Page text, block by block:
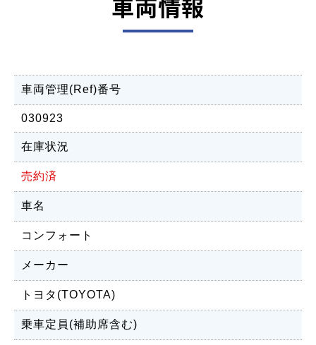
車両管理(Ref)番号
030923
在庫状況
売約済
車名
コンフォート
メーカー
トヨタ(TOYOTA)
乗車定員(補助席含む)